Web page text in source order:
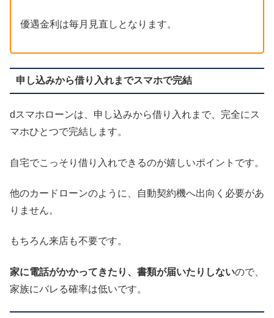
優遇金利は毎月見直しとなります。
申し込みから借り入れまでスマホで完結
dスマホローンは、申し込みから借り入れまで、完全にス
マホひとつで完結します。
自宅でこっそり借り入れできるのが嬉しいポイントです。
他のカードローンのように、自動契約機へ出向く必要があ
りません。
もちろん来店も不要です。
家に電話がかかってきたり、書類が届いたりしないので、
家族にバレる確率は低いです。